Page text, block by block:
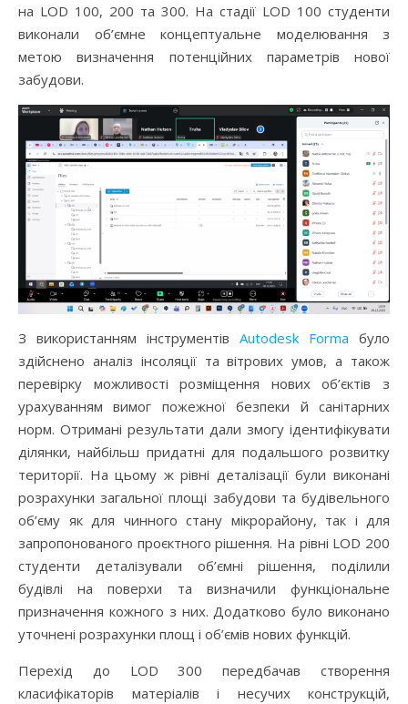
на LOD 100, 200 та 300. На стадії LOD 100 студенти
виконали об’ємне концептуальне моделювання з
метою визначення потенційних параметрів нової
забудови.
З використанням інструментів Autodesk Forma було
здійснено аналіз інсоляції та вітрових умов, а також
перевірку можливості розміщення нових об’єктів з
урахуванням вимог пожежної безпеки й санітарних
норм. Отримані результати дали змогу ідентифікувати
ділянки, найбільш придатні для подальшого розвитку
території. На цьому ж рівні деталізації були виконані
розрахунки загальної площі забудови та будівельного
об’єму як для чинного стану мікрорайону, так і для
запропонованого проєктного рішення. На рівні LOD 200
студенти деталізували об’ємні рішення, поділили
будівлі на поверхи та визначили функціональне
призначення кожного з них. Додатково було виконано
уточнені розрахунки площ і об’ємів нових функцій.
Перехід до LOD 300 передбачав створення
класифікаторів матеріалів і несучих конструкцій,